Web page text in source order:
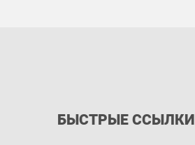
БЫСТРЫЕ ССЫЛКИ